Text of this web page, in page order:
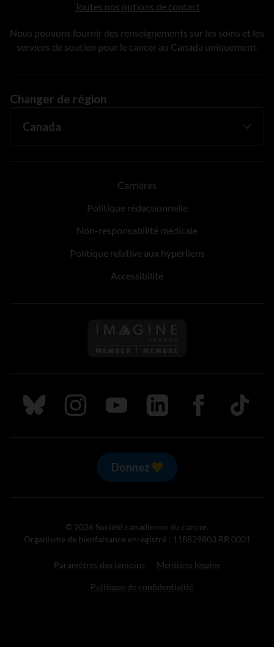
Toutes nos options de contact
Nous pouvons fournir des renseignements sur les soins et les
services de soutien pour le cancer au Canada uniquement.
Changer de région
Carrières
Politique rédactionnelle
Non-responsabilité médicale
Politique relative aux hyperliens
Accessibilité
Suivez nous sur Bluesky
Suivez nous sur Instagram
Suivez nous sur Youtube
Suivez nous sur LinkedIn
Suivez nous sur
TikTok
Donnez
© 2026 Société canadienne du cancer.
Organisme de bienfaisance enregistré : 118829803 RR 0001
Paramètres des témoins Mentions légales
Politique de confidentialité